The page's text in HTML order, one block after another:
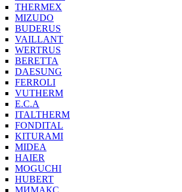
THERMEX
MIZUDO
BUDERUS
VAILLANT
WERTRUS
BERETTA
DAESUNG
FERROLI
VUTHERM
E.C.A
ITALTHERM
FONDITAL
KITURAMI
MIDEA
HAIER
MOGUCHI
HUBERT
МИМАКС